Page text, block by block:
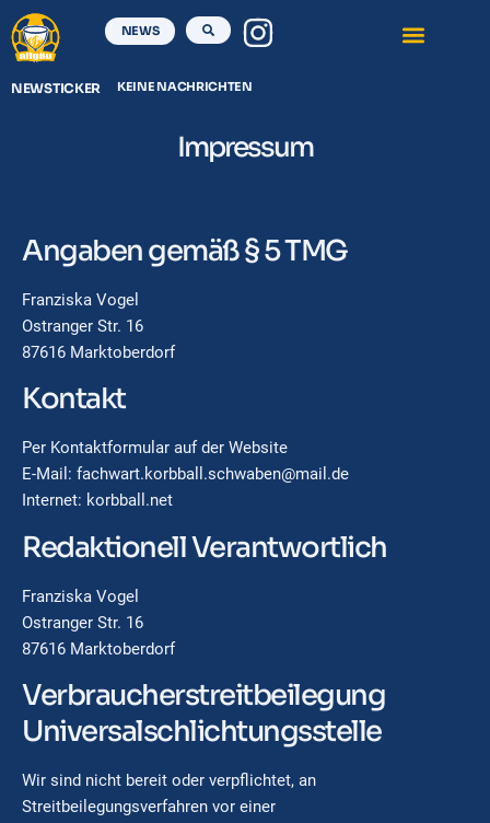
NEWS
NEWSTICKER KEINE NACHRICHTEN
Impressum
Angaben gemäß § 5 TMG
Franziska Vogel
Ostranger Str. 16
87616 Marktoberdorf
Kontakt
Per Kontaktformular auf der Website
E-Mail: fachwart.korbball.schwaben@mail.de
Internet: korbball.net
Redaktionell Verantwortlich
Franziska Vogel
Ostranger Str. 16
87616 Marktoberdorf
Verbraucher­streitbeilegung
Universal­schlichtungsstelle
Wir sind nicht bereit oder verpflichtet, an
Streitbeilegungsverfahren vor einer